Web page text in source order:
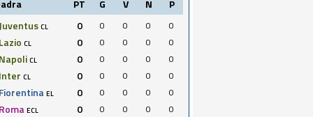
PT G V N P
Juventus CL 0 0 0 0
0
Lazio CL 0 0 0 0
0
Napoli CL 0 0 0 0
0
Inter CL 0 0 0 0
0
Fiorentina EL 0 0 0 0
0
Roma ECL 0 0 0 0
0